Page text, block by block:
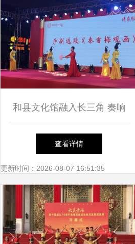
和县文化馆融入长三角 奏响
宁马文化交流 合奏曲
查看详情
更新时间：2026-08-07 16:51:35